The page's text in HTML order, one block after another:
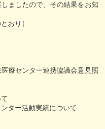
ましたので、その結果をお知
とおり）
療センター連携協議会意見照
ター活動実績について